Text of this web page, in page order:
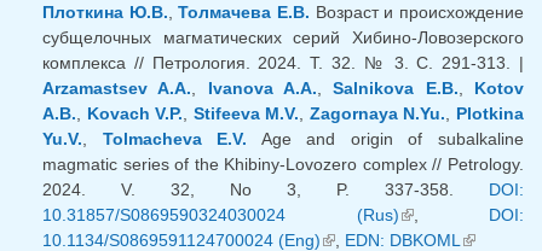
Плоткина Ю.В. ,Толмачева Е.В. Возраст и происхождение
субщелочных магматических серий Хибино-Ловозерского
комплекса // Петрология. 2024. Т. 32. № 3. С. 291-313. |
Arzamastsev A.A.
Ivanova A.A. ,Salnikova E.B.
Kotov
A.B.
Kovach V.P. Stifeeva M.V. Zagornaya N.Yu.
Plotkina
Yu.V.
Tolmacheva E.V. Age and origin of subalkaline
magmatic series of the Khibiny-Lovozero complex // Petrology.
2024. V. 32, No 3, P. 337-358. DOI:
10.31857/S0869590324030024 (Rus)(внешняя
ссылка)
, DOI:
10.1134/S0869591124700024 (Eng)(внешняя ссылка)
EDN: DBKOML (внешняя